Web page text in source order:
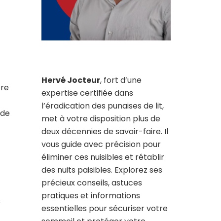
Hervé Jocteur, fort d’une
expertise certifiée dans
l’éradication des punaises de lit,
met à votre disposition plus de
deux décennies de savoir-faire. Il
vous guide avec précision pour
éliminer ces nuisibles et rétablir
des nuits paisibles. Explorez ses
précieux conseils, astuces
pratiques et informations
essentielles pour sécuriser votre